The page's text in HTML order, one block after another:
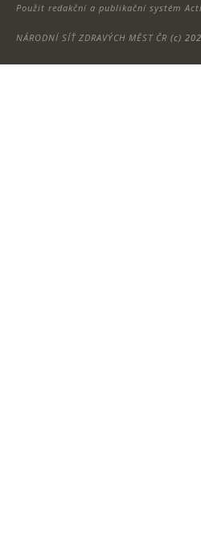
Použit redakční a publikační systém
NÁRODNÍ SÍŤ ZDRAVÝCH MĚST ČR (c)